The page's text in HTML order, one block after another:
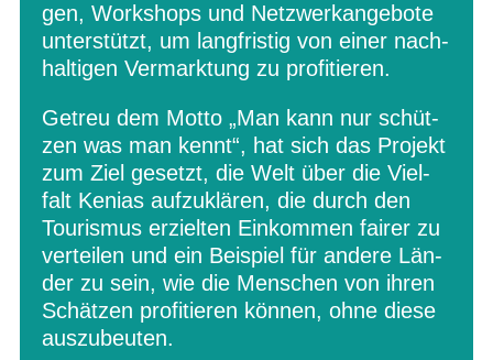
gen, Work­shops und Netz­werk­an­ge­bote
unter­stützt, um lang­fris­tig von einer nach­
hal­ti­gen Ver­mark­tung zu profitieren.
Getreu dem Motto „Man kann nur schüt­
zen was man kennt“, hat sich das Pro­jekt
zum Ziel gesetzt, die Welt über die Viel­
falt Kenias auf­zu­klä­ren, die durch den
Tou­ris­mus erziel­ten Ein­kom­men fai­rer zu
ver­tei­len und ein Bei­spiel für andere Län­
der zu sein, wie die Men­schen von ihren
Schät­zen pro­fi­tie­ren kön­nen, ohne diese
auszubeuten.